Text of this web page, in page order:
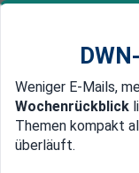
Newsticker
Edelmetalle
Weniger E-Mails,
Wochenrückblick
Themen kompakt
überläuft.